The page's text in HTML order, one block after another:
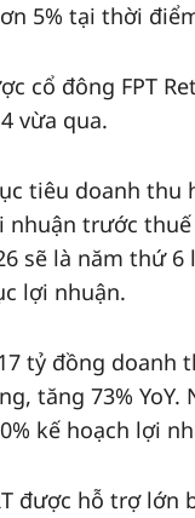
5% tại thời
cổ đông FPT
vừa qua.
tiêu doanh thu
nhuận trước
sẽ là năm thứ
lợi nhuận.
tỷ đồng doanh
tăng 73%
kế hoạch lợi
được hỗ trợ